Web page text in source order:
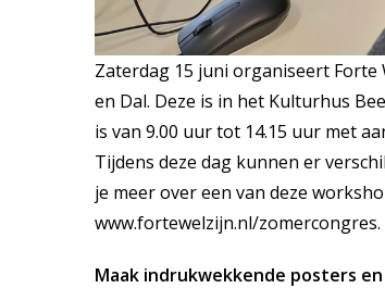
Zaterdag 15 juni organiseert
en Dal. Deze is in het Kulturhus
is van 9.00 uur tot 14.15 uur met
Tijdens deze dag kunnen er
je meer over een van deze
www.fortewelzijn.nl/zomercongres.
Maak indrukwekkende posters